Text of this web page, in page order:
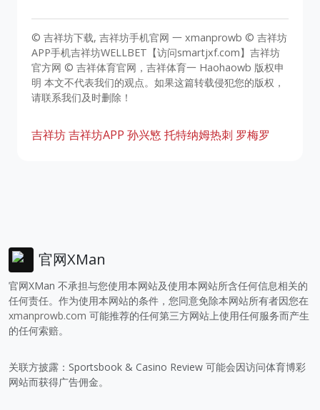
© 吉祥坊下载, 吉祥坊手机官网 一 xmanprowb © 吉祥坊
APP手机吉祥坊WELLBET【访问smartjxf.com】吉祥坊
官方网 © 吉祥体育官网，吉祥体育一 Haohaowb 版权申
明 本文不代表我们的观点。如果这篇转载侵犯您的版权，
请联系我们及时删除！
吉祥坊吉祥坊APP 孙兴慜 托特纳姆热刺 罗梅罗
官网XMan
官网XMan 不承担与您使用本网站及使用本网站所含任何信息相关的
任何责任。作为使用本网站的条件，您同意免除本网站所有者因您在
xmanprowb.com 可能推荐的任何第三方网站上使用任何服务而产生
的任何索赔。
关联方披露：Sportsbook & Casino Review 可能会因访问体育博彩
网站而获得广告佣金。